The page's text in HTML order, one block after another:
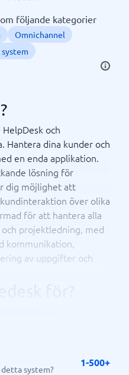
följande kategorier
Omnichannel
och
Hantera dina kunder och
en enda applikation.
lösning för
dig möjlighet att
över olika
för att hantera alla
projektledning, med
kommunikation,
av uppgifter och
optimera
Plattformen är
företag samt större
system?
1-500+